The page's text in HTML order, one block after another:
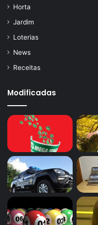
Horta
Jardim
Loterias
News
Receitas
Modificadas